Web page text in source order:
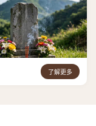
了解更多